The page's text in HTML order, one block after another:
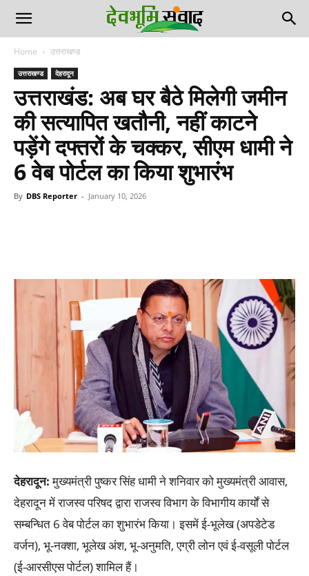
Home उत्तराखण्ड
उत्तराखण्ड देहरादून
उत्तराखंड: अब घर बैठे मिलेगी जमीन
की सत्यापित खतौनी, नहीं काटने
पड़ेंगे दफ्तरों के चक्कर, सीएम धामी ने
6 वेब पोर्टल का किया शुभारंभ
By DBS Reporter - January 10, 2026
देहरादून:मुख्यमंत्री पुष्कर सिंह धामी ने शनिवार को मुख्यमंत्री आवास,
देहरादून में राजस्व परिषद द्वारा राजस्व विभाग के विभागीय कार्यों से
सम्बन्धित 6 वेब पोर्टल का शुभारंभ किया। इसमें ई-भूलेख (अपडेटेड
वर्जन), भू-नक्शा, भूलेख अंश, भू-अनुमति, एग्री लोन एवं ई-वसूली पोर्टल
(ई-आरसीएस पोर्टल) शामिल हैं।